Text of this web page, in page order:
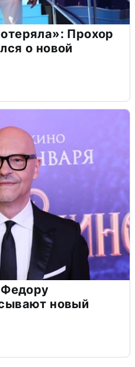
Прохор
о новой
новый